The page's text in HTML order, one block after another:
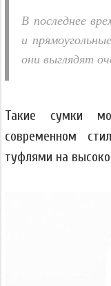
В последнее
и
они выглядят
Такие сумки
современном
туфлями на